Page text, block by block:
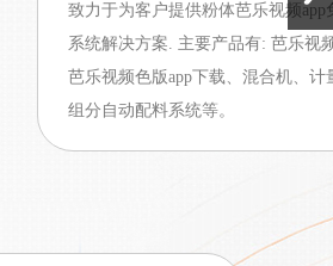
致力于为客户提供粉体芭乐视频
系统解决方案. 主要产品有: 芭乐视频
芭乐视频色版app下载、混合机、计量
组分自动配料系统等。